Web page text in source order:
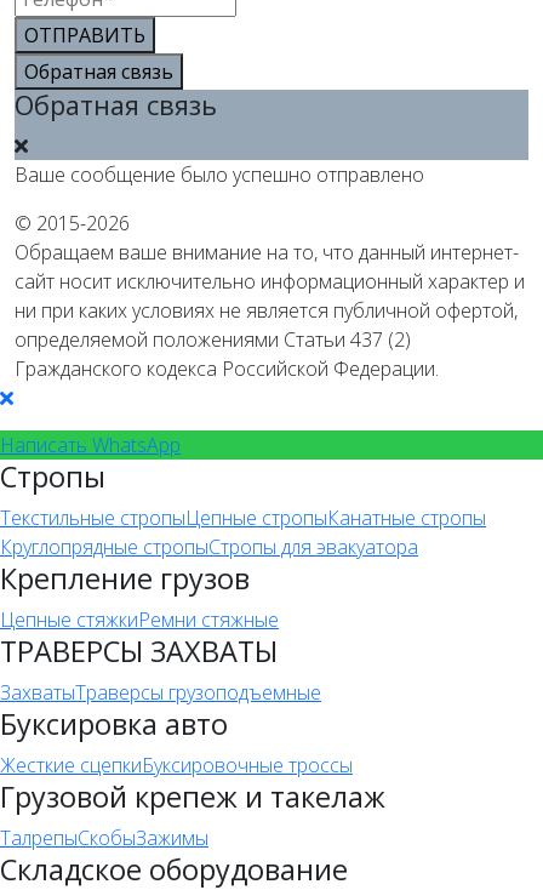
ОТПРАВИТЬ
Обратная связь
Обратная связь
Ваше сообщение было успешно отправлено
© 2015-2026
Обращаем ваше внимание на то, что данный интернет-
сайт носит исключительно информационный характер и
ни при каких условиях не является публичной офертой,
определяемой положениями Статьи 437 (2)
Гражданского кодекса Российской Федерации.
Написать WhatsApp
Стропы
Текстильные стропыЦепные стропыКанатные стропы
Круглопрядные стропыСтропы для эвакуатора
Крепление грузов
Цепные стяжкиРемни стяжные
ТРАВЕРСЫ ЗАХВАТЫ
ЗахватыТраверсы грузоподъемные
Буксировка авто
Жесткие сцепкиБуксировочные троссы
Грузовой крепеж и такелаж
ТалрепыСкобыЗажимы
Складское оборудование